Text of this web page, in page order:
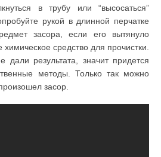
в трубу или “высосаться”
рукой в длинной перчатке
засора, если его вытянуло
средство для прочистки.
дали результата, значит придется
методы. Только так можно
засор.